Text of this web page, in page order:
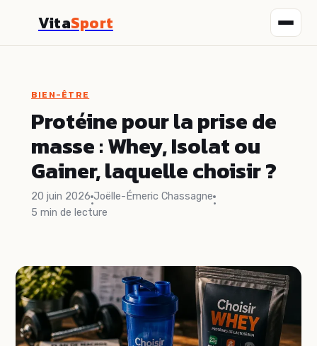
VitaSport
Nutrition
Sport
Santé
Bien-être
BIEN-ÊTRE
Protéine pour la prise de
masse : Whey, Isolat ou
Gainer, laquelle choisir ?
20 juin 2026
·
Joëlle-Émeric Chassagne
·
5 min de lecture